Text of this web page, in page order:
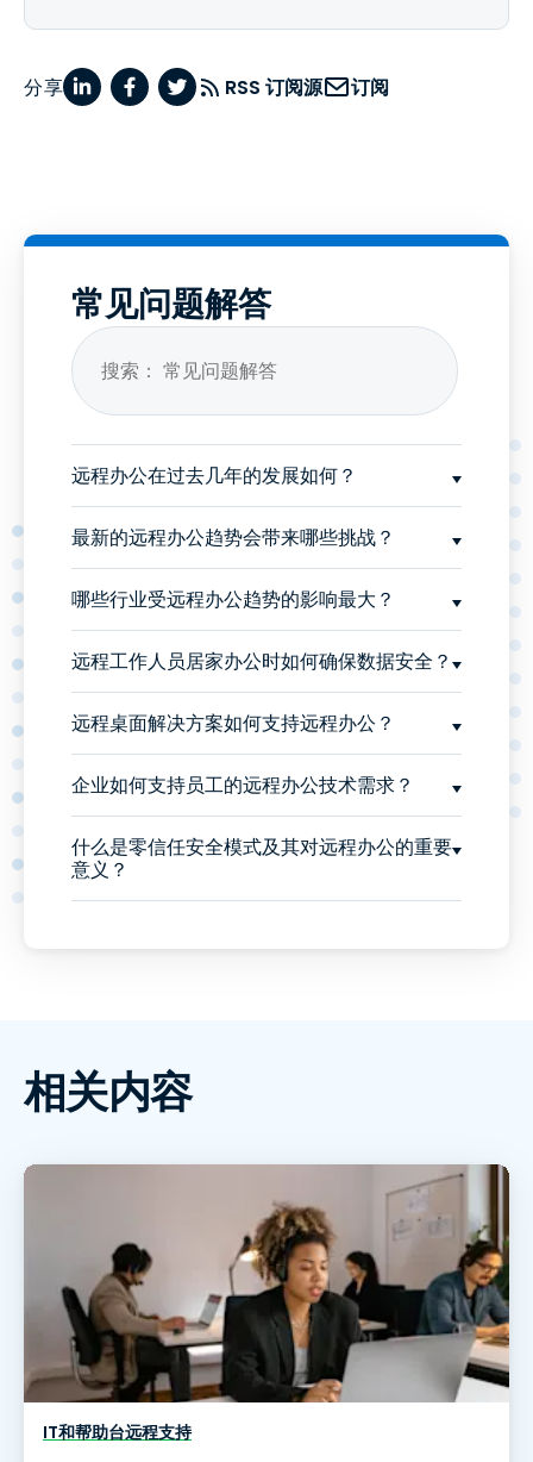
分享 RSS 订阅源 订阅
常见问题解答
远程办公在过去几年的发展如何？
最新的远程办公趋势会带来哪些挑战？
哪些行业受远程办公趋势的影响最大？
远程工作人员居家办公时如何确保数据安全？
远程桌面解决方案如何支持远程办公？
企业如何支持员工的远程办公技术需求？
什么是零信任安全模式及其对远程办公的重要
意义？
相关内容
IT和帮助台远程支持